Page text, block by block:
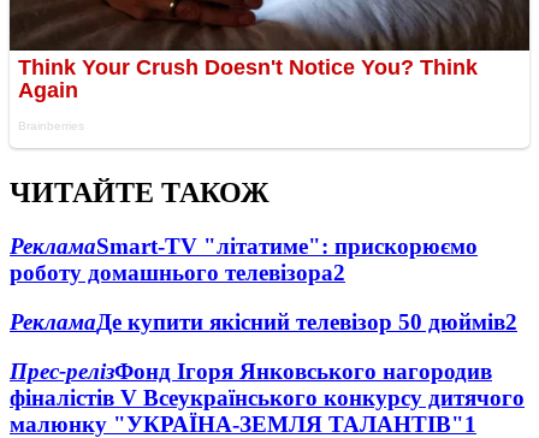
ЧИТАЙТЕ ТАКОЖ
РекламаSmart-TV "літатиме": прискорюємо
роботу домашнього телевізора2
РекламаДе купити якісний телевізор 50 дюймів2
Прес-релізФонд Ігоря Янковського нагородив
фіналістів V Всеукраїнського конкурсу дитячого
малюнку "УКРАЇНА-ЗЕМЛЯ ТАЛАНТІВ"1